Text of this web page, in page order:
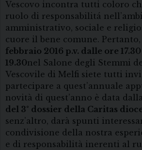
Vescovo incontra tutti coloro
ruolo di responsabilitá
amministrativo, sociale e
cuore il bene comune. Pertanto,
febbraio 2016 p.v. dalle ore
19.30nel Salone degli Stemmi
Vescovile di Melfi siete tutti
partecipare a quest’annuale
novità di quest’anno è data
del 3° dossier della Caritas
senz’altro, darà spunti
condivisione della nostra
e di responsabilità inerenti al